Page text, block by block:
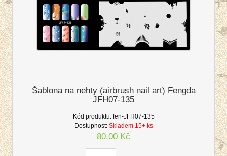
Šablona na nehty (airbrush nail art) Fengda
JFH07-135
Kód produktu: fen-JFH07-135
Dostupnost: Skladem 15+ ks
80,00 Kč